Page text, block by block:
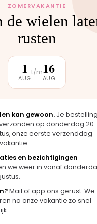
op afspraak.
1330
ons zeggen
vervangen met de
meteen weer als nieuw
origineel spul."
ZOMERVAKANTIE
de wielen
rusten
1
AUG
t/m16
AUG
kan gewoon. Je bestelling
op donderdag 20
onze eerste verzenddag
en bezichtigingen
we weer in vanaf
Mail of app ons gerust. We
na onze vakantie zo snel